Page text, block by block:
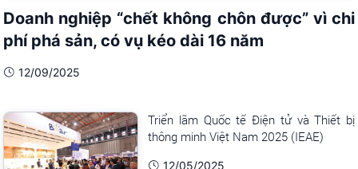
Doanh nghiệp “chết không chôn được” vì chi
phí phá sản, có vụ kéo dài 16 năm
12/09/2025
Triển lãm Quốc tế Điện tử và Thiết bị
thông minh Việt Nam 2025 (IEAE)
12/05/2025